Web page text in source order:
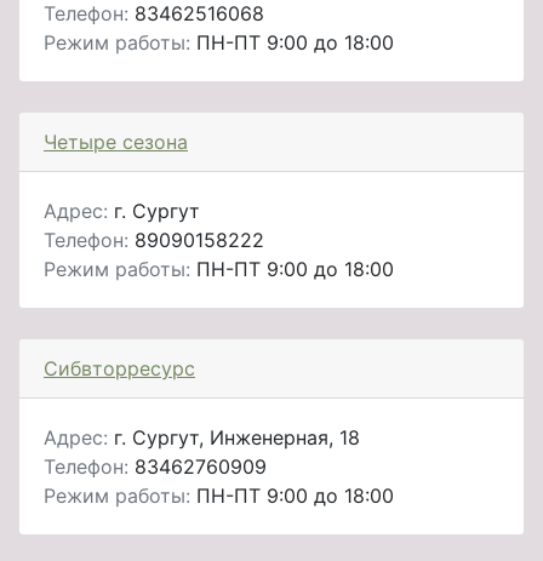
Телефон: 83462516068
Режим работы: ПН-ПТ 9:00 до 18:00
Четыре сезона
Адрес: г. Сургут
Телефон: 89090158222
Режим работы: ПН-ПТ 9:00 до 18:00
Сибвторресурс
Адрес: г. Сургут, Инженерная, 18
Телефон: 83462760909
Режим работы: ПН-ПТ 9:00 до 18:00